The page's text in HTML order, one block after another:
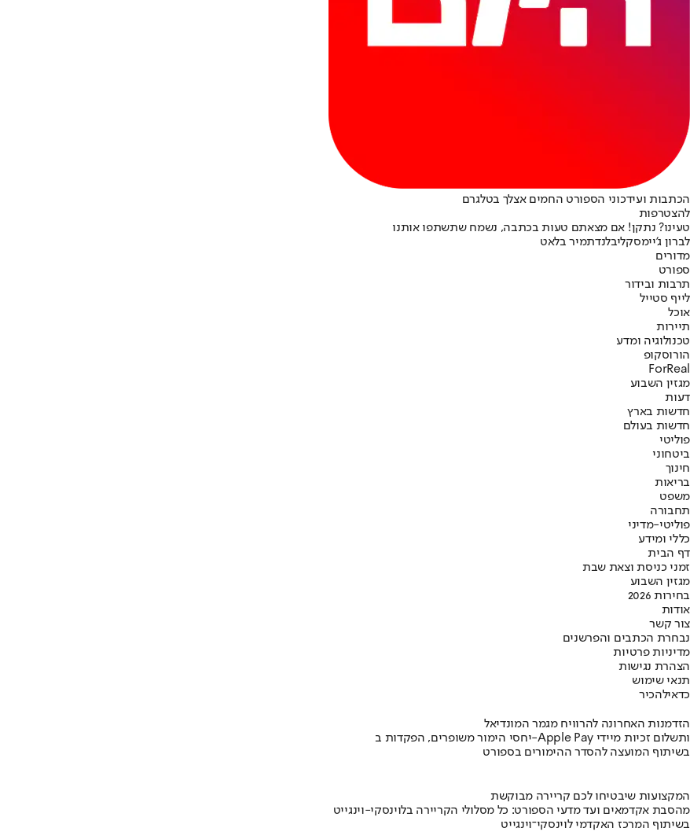
הכתבות ועידכוני הספורט החמים אצלך בטלגרם
להצטרפות
טעינו? נתקן! אם מצאתם טעות בכתבה, נשמח שתשתפו אותנו
לברון ג'יימסקליבלנדתמיר בלאט
מדורים
ספורט
תרבות ובידור
לייף סטייל
אוכל
תיירות
טכנולוגיה ומדע
הורוסקופ
ForReal
מגזין השבוע
דעות
חדשות בארץ
חדשות בעולם
פוליטי
ביטחוני
חינוך
בריאות
משפט
תחבורה
פוליטי-מדיני
כללי ומידע
דף הבית
זמני כניסת וצאת שבת
מגזין השבוע
בחירות 2026
אודות
צור קשר
נבחרת הכתבים והפרשנים
מדיניות פרטיות
הצהרת נגישות
תנאי שימוש
כדאילהכיר
הזדמנות האחרונה להרוויח מגמר המונדיאל
יחסי הימור משופרים, הפקדות ב-Apple Pay ותשלום זכיות מיידי
בשיתוף המועצה להסדר ההימורים בספורט
המקצועות שיבטיחו לכם קריירה מבוקשת
מהסבת אקדמאים ועד מדעי הספורט: כל מסלולי הקריירה בלוינסקי-וינגייט
בשיתוף המרכז האקדמי לוינסקי־וינגייט